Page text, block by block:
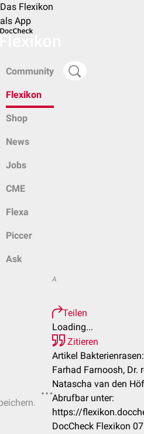
Das Flexikon
als App
Community
Flexikon
Shop
News
Jobs
CME
Flexa
Piccer
Ask
A
Teilen
Loading...
Zitieren
Artikel Bakterienrasen:
Farhad Farnoosh, Dr.
Natascha van den
Abrufbar unter:
https://
DocCheck Flexikon